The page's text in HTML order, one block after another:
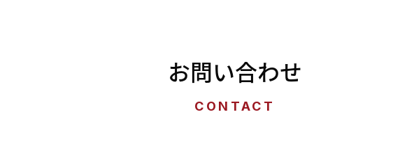
お問い合わせ
CONTACT